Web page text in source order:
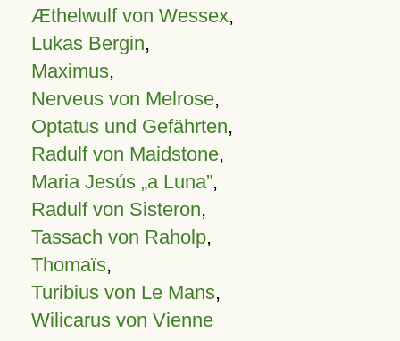
Æthelwulf von Wessex,
Lukas Bergin,
Maximus,
Nerveus von Melrose,
Optatus und Gefährten,
Radulf von Maidstone,
Maria Jesús „a Luna”,
Radulf von Sisteron,
Tassach von Raholp,
Thomaïs,
Turibius von Le Mans,
Wilicarus von Vienne